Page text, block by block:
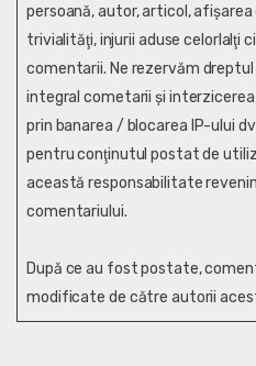
persoană, autor, articol,
trivialităţi, injurii aduse celorlalţi
comentarii. Ne rezervăm
integral cometarii și
prin banarea / blocarea IP-ului
pentru conţinutul postat de
această responsabilitate
comentariului.
După ce au fost postate,
modificate de către autorii